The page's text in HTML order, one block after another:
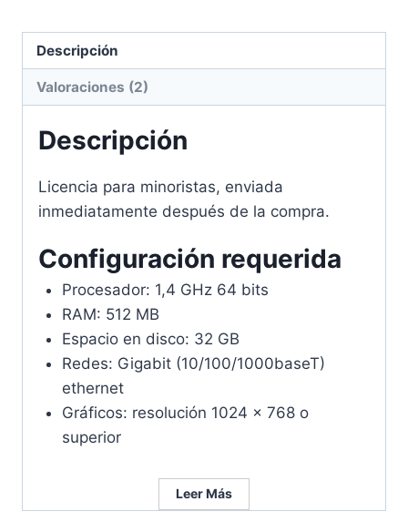
Descripción
Valoraciones (2)
Descripción
Licencia para minoristas, enviada
inmediatamente después de la compra.
Configuración requerida
Procesador: 1,4 GHz 64 bits
RAM: 512 MB
Espacio en disco: 32 GB
Redes: Gigabit (10/100/1000baseT)
ethernet
Gráficos: resolución 1024 x 768 o
superior
Leer Más